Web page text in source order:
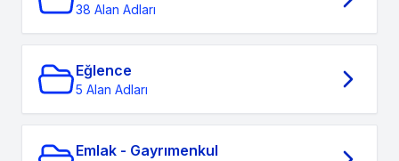
38 Alan Adları
Eğlence
5 Alan Adları
Emlak - Gayrımenkul